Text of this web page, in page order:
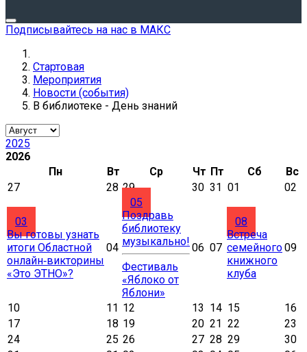
Подписывайтесь на нас в МАКС
Стартовая
Мероприятия
Новости (события)
В библиотеке - День знаний
2025
2026
Пн
Вт Ср Чт Пт Сб
Вс
27
28 29 30 31 01 02
03
Вы готовы узнать
итоги Областной
онлайн‑викторины
«Это ЭТНО»?
04
05
Поздравь
библиотеку
музыкально!
Фестиваль
«Яблоко от
Яблони»
06 07
08
Встреча
семейного
книжного
клуба
09
10 11 12 13 14 15
16
17
18 19 20 21 22
23
24
25 26 27 28 29
30